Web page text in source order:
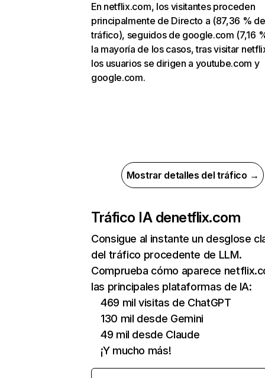
En netflix.com, los visitantes proceden
principalmente de Directo a (87,36 % de
tráfico), seguidos de google.com (7,16
la mayoría de los casos, tras visitar
los usuarios se dirigen a youtube.com y
google.com.
Mostrar detalles del tráfico →
Tráfico IA denetflix.com
Consigue al instante un desglose
del tráfico procedente de LLM.
Comprueba cómo aparece
las principales plataformas de IA:
469 mil visitas de ChatGPT
130 mil desde Gemini
49 mil desde Claude
¡Y mucho más!